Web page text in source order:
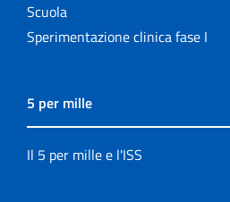
Scuola
Sperimentazione clinica fase I
5 per mille
Il 5 per mille e l'ISS